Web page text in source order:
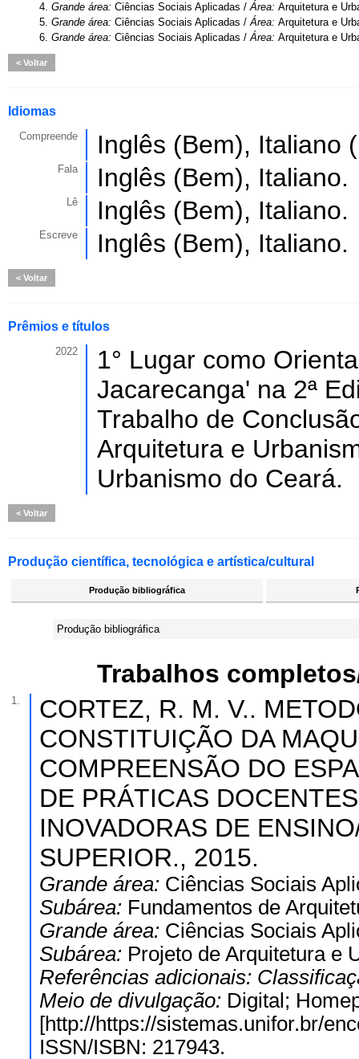
4. Grande área: Ciências Sociais Aplicadas /Área: Arquitetura e
5. Grande área: Ciências Sociais Aplicadas /Área: Arquitetura e
6. Grande área: Ciências Sociais Aplicadas /Área: Arquitetura e
Voltar
Idiomas
Compreende Inglês (Bem), Italiano
Fala Inglês (Bem), Italiano.
Lê Inglês (Bem), Italiano.
Escreve Inglês (Bem), Italiano.
Voltar
Prêmios e títulos
2022
1° Lugar como
Jacarecanga' na 2ª
Trabalho de
Arquitetura e
Urbanismo do Ceará.
Voltar
Produção científica, tecnológica e artística/cultural
Produção bibliográfica
Produção bibliográfica
Trabalhos
1.
CORTEZ, R. M. V..
CONSTITUIÇÃO DA
COMPREENSÃO DO
DE PRÁTICAS
INOVADORAS DE
SUPERIOR., 2015.
Grande área: Ciências Sociais
Subárea: Fundamentos de
Grande área: Ciências Sociais
Subárea: Projeto de Arquitetura e
Referências adicionais:
Meio de divulgação: Digital;
[http://https://sistemas.unifor.br/
ISSN/ISBN: 217943.